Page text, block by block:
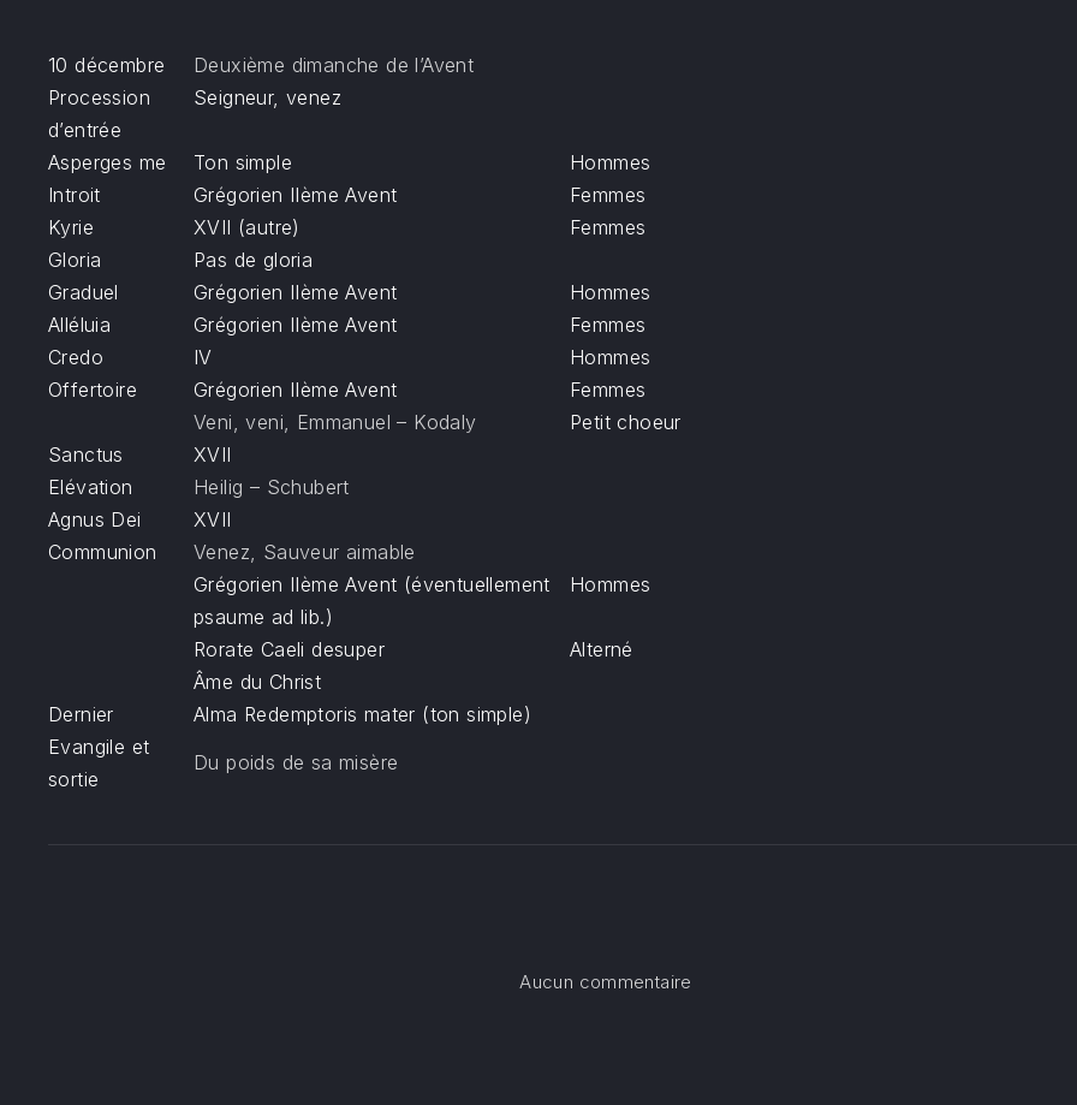
10 décembre
Deuxième dimanche de l’Avent
Procession
d’entrée
Seigneur, venez
Asperges me Ton simple
Hommes
Introit
Grégorien IIème Avent
Femmes
Kyrie
XVII (autre)
Femmes
Gloria
Pas de gloria
Graduel
Grégorien IIème Avent
Hommes
Alléluia
Grégorien IIème Avent
Femmes
Credo
IV
Hommes
Offertoire
Grégorien IIème Avent
Femmes
Veni, veni, Emmanuel – Kodaly
Petit choeur
Sanctus
XVII
Elévation
Heilig – Schubert
Agnus Dei
XVII
Communion
Venez, Sauveur aimable
Grégorien IIème Avent (éventuellement
psaume ad lib.)
Hommes
Rorate Caeli desuper
Alterné
Âme du Christ
Dernier
Evangile et
sortie
Alma Redemptoris mater (ton simple)
Du poids de sa misère
Aucun commentaire
PREVIOUS